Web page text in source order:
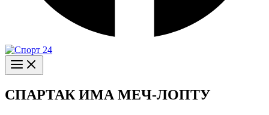
СПАРТАК ИМА МЕЧ-ЛОПТУ